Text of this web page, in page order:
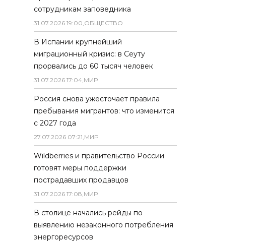
сотрудникам заповедника
31.07.2026 19:00,ОБЩЕСТВО
В Испании крупнейший
миграционный кризис: в Сеуту
прорвались до 60 тысяч человек
31.07.2026 17:04,МИР
Россия снова ужесточает правила
пребывания мигрантов: что изменится
с 2027 года
27.07.2026 07:21,МИР
Wildberries и правительство России
готовят меры поддержки
пострадавших продавцов
31.07.2026 17:08,МИР
В столице начались рейды по
выявлению незаконного потребления
энергоресурсов